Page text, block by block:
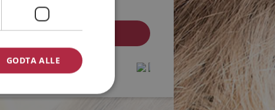
Personvernreglene
medlem? Logg inn her »
protected byreCAPTCHA
Privacy-Terms
protected byreCAPTCHA
Privacy-Terms
GODTA ALLE